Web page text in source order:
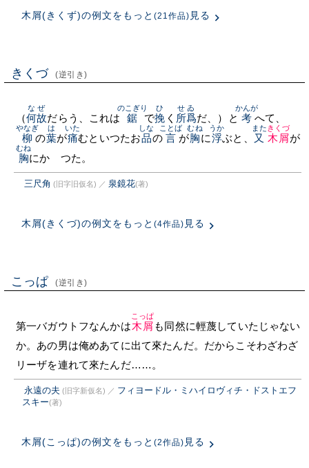
木屑(きくず)の例文をもっと (21作品) 見る
きくづ (逆引き)
（何故
なぜ
だらう、これは 鋸
のこぎり
で挽
ひ
く 所爲
せゐ
だ、）と 考
かんが
へて、
柳
やなぎ
の葉
は
が痛
いた
むといつたお品
しな
の 言
ことば
が胸
むね
に浮
うか
ぶと、 又
また
木屑
きくづ
が
胸
むね
にかゝつた。
三尺角 (旧字旧仮名) ／ 泉鏡花(著)
木屑(きくづ)の例文をもっと (4作品) 見る
こっぱ (逆引き)
第一バガウトフなんかは木屑
こっぱ
も同然に輕蔑していたじゃない
か。あの男は俺めあてに出て來たんだ。だからこそわざわざ
リーザを連れて來たんだ……。
永遠の夫 (旧字新仮名) ／ フィヨードル・ミハイロヴィチ・ドストエフ
スキー(著)
木屑(こっぱ)の例文をもっと (2作品) 見る